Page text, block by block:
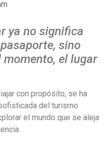
ya no significa
sino
el lugar
con propósito, se ha
del turismo
el mundo que se aleja